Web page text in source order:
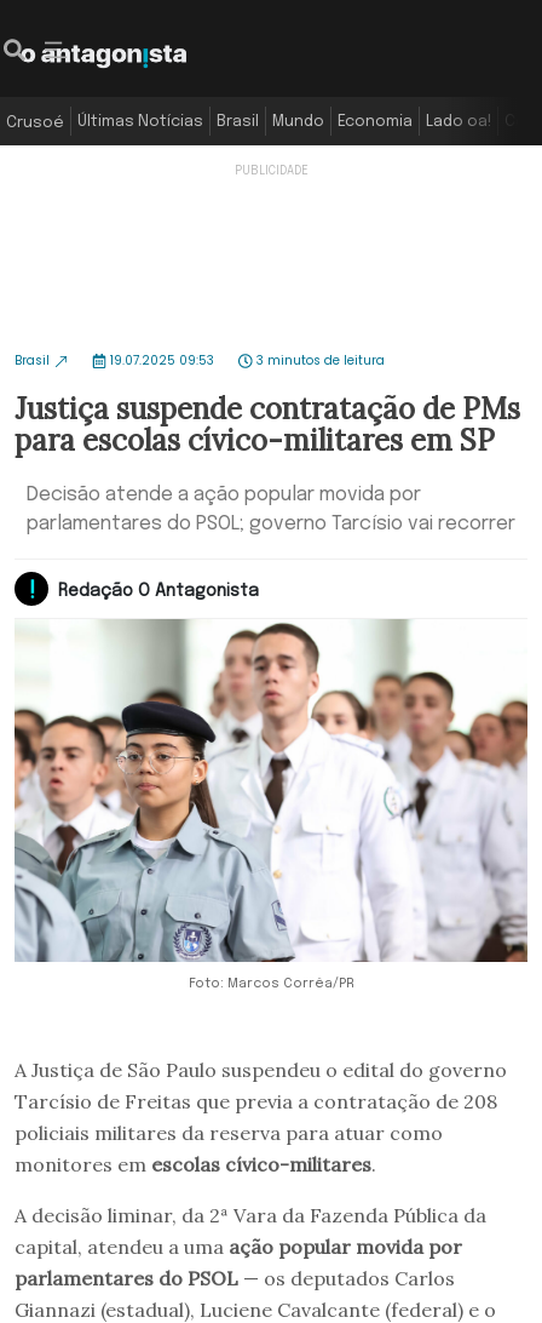
Crusoé Últimas Notícias Brasil Mundo Economia Lado oa!
Brasil 19.07.2025 09:53 3 minutos de leitura
Justiça suspende contratação de PMs
para escolas cívico-militares em SP
Decisão atende a ação popular movida por
parlamentares do PSOL; governo Tarcísio vai recorrer
Redação O Antagonista
Foto: Marcos Corrêa/PR
A Justiça de São Paulo suspendeu o edital do governo
Tarcísio de Freitas que previa a contratação de 208
policiais militares da reserva para atuar como
monitores em escolas cívico-militares.
A decisão liminar, da 2ª Vara da Fazenda Pública da
capital, atendeu a uma ação popular movida por
parlamentares do PSOL — os deputados Carlos
Giannazi (estadual), Luciene Cavalcante (federal) e o